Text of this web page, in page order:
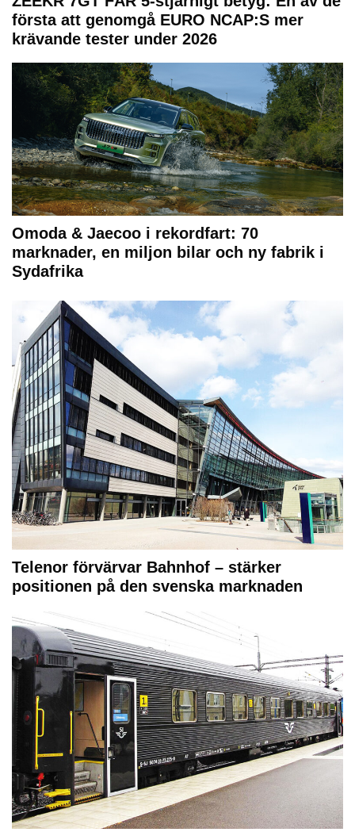
första att genomgå EURO NCAP:S mer
krävande tester under 2026
Omoda & Jaecoo i rekordfart: 70
marknader, en miljon bilar och ny fabrik i
Sydafrika
Telenor förvärvar Bahnhof – stärker
positionen på den svenska marknaden